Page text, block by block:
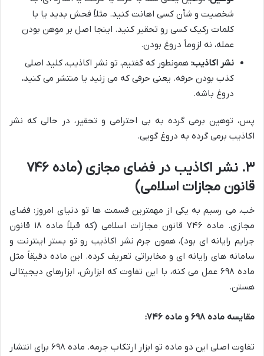
شخصیت و شأن کسی اهانت کنید. مثلاً فحش بدید یا با
کلمات رکیک کسی رو تحقیر کنید. اینجا اصل بر موهن بودن
عمله، نه لزوماً دروغ بودن.
نشر اکاذیب: همونطور که گفتیم، تو نشر اکاذیب، کلید اصلی
کذب بودن حرفه. یعنی حرفی که می زنید یا منتشر می کنید،
دروغ باشه.
پس، توهین برمی گرده به بی احترامی و تحقیر، در حالی که نشر
اکاذیب برمی گرده به دروغ گویی.
۳. نشر اکاذیب در فضای مجازی (ماده ۷۴۶
قانون مجازات اسلامی)
خب، می رسیم به یکی از مهمترین قسمت ها تو دنیای امروز: فضای
مجازی. ماده ۷۴۶ قانون مجازات اسلامی (که قبلاً ماده ۱۸ قانون
جرایم رایانه ای بود)، همون جرم نشر اکاذیب رو تو بستر اینترنت و
سامانه های رایانه ای و مخابراتی تعریف کرده. این ماده دقیقاً مثل
ماده ۶۹۸ عمل می کنه، با این تفاوت که ابزارش، ابزارهای دیجیتالی
هستن.
مقایسه ماده ۶۹۸ و ماده ۷۴۶:
تفاوت اصلی این دو ماده تو ابزار ارتکاب جرمه. ماده ۶۹۸ برای انتشار